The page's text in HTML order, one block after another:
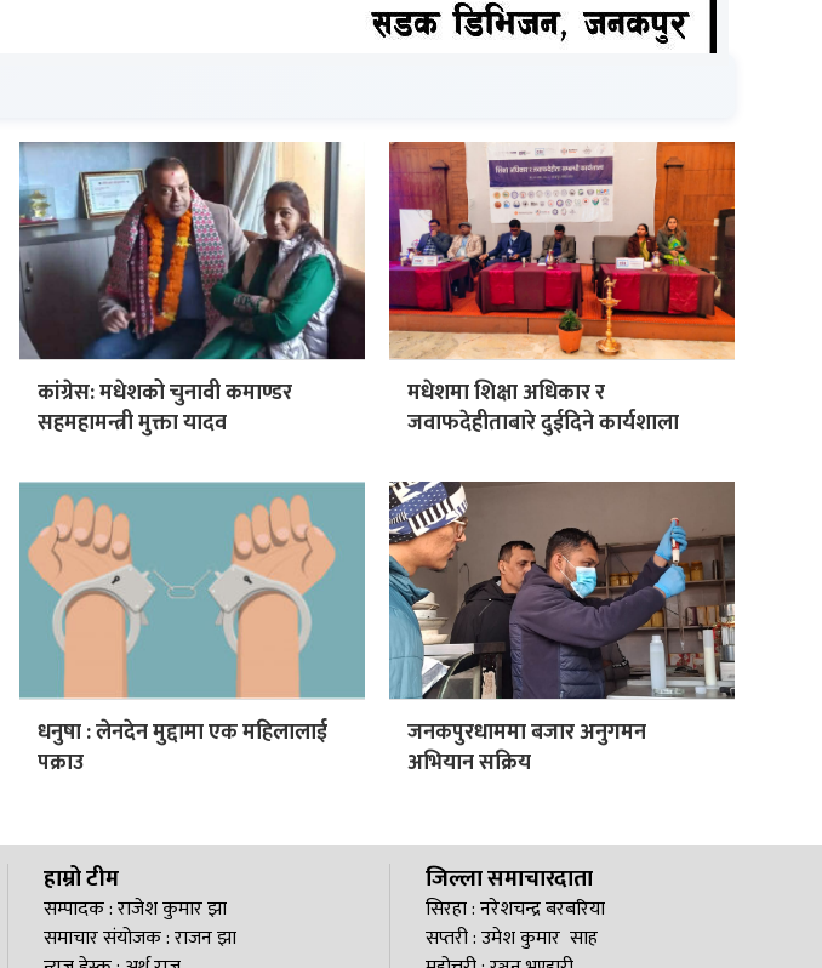
कांग्रेस: मधेशको चुनावी कमाण्डर
सहमहामन्त्री मुक्ता यादव
मधेशमा शिक्षा अधिकार र
जवाफदेहीताबारे दुईदिने कार्यशाला
धनुषा : लेनदेन मुद्दामा एक महिलालाई
पक्राउ
जनकपुरधाममा बजार अनुगमन
अभियान सक्रिय
हाम्रो टीम
सम्पादक : राजेश कुमार झा
समाचार संयोजक : राजन झा
जिल्ला समाचारदाता
सिरहा : नरेशचन्द्र बरबरिया
सप्तरी : उमेश कुमार साह